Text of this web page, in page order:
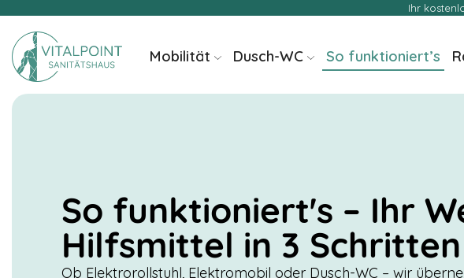
springen
Ihr
Mobilität Dusch-WC So funktioniert’s
So funktioniert's – Ihr
Hilfsmittel in 3 Schritten
Ob Elektrorollstuhl, Elektromobil oder Dusch-WC – wir